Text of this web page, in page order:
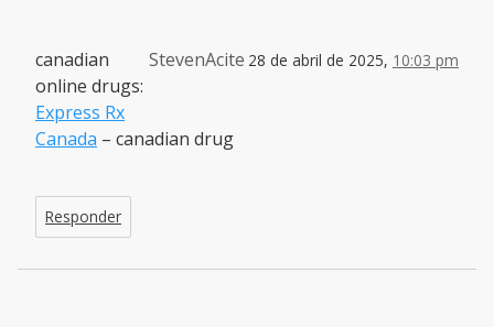
StevenAcite 28 de abril de 2025, 10:03 pm
canadian
online drugs:
Express Rx
Canada – canadian drug
Responder